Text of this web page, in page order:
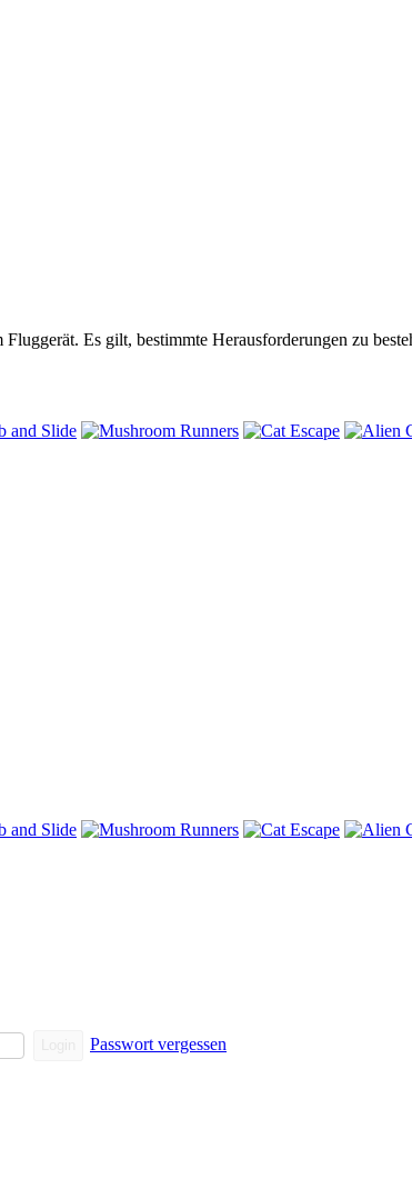
Es gilt, bestimmte Herausforderungen zu
Passwort vergessen